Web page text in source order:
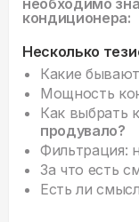
необходимо
кондиционера:
Несколько
Какие бывают
Мощность
Как выбрать
продувало?
Фильтрация:
За что есть
Есть ли